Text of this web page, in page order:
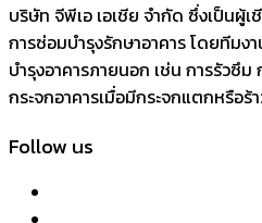
บริษัท จีพีเอ เอเชีย จำกัด ซึ่งเป็นผู้
การซ่อมบำรุงรักษาอาคาร โดยทีม
บำรุงอาคารภายนอก เช่น การรัวซึม
กระจกอาคารเมื่อมีกระจกแตกหรือร้
Follow us